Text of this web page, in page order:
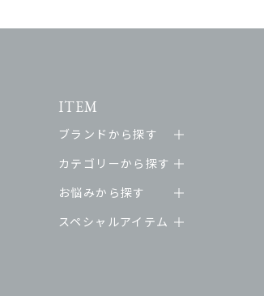
ITEM
ブランドから探す
カテゴリーから探す
お悩みから探す
スペシャルアイテム